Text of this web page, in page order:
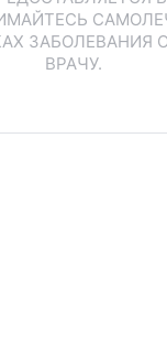
ЗАБОЛЕВАНИЯ
ВРАЧУ.